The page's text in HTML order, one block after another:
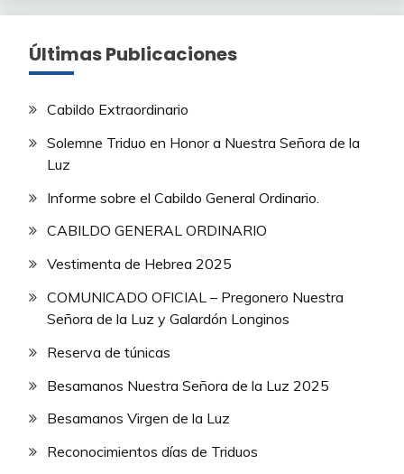
Últimas Publicaciones
Cabildo Extraordinario
Solemne Triduo en Honor a Nuestra Señora de la
Luz
Informe sobre el Cabildo General Ordinario.
CABILDO GENERAL ORDINARIO
Vestimenta de Hebrea 2025
COMUNICADO OFICIAL – Pregonero Nuestra
Señora de la Luz y Galardón Longinos
Reserva de túnicas
Besamanos Nuestra Señora de la Luz 2025
Besamanos Virgen de la Luz
Reconocimientos días de Triduos